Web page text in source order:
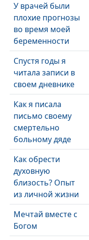
У врачей были
плохие прогнозы
во время моей
беременности
Спустя годы я
читала записи в
своем дневнике
Как я писала
письмо своему
смертельно
больному дяде
Как обрести
духовную
близость? Опыт
из личной жизни
Мечтай вместе с
Богом